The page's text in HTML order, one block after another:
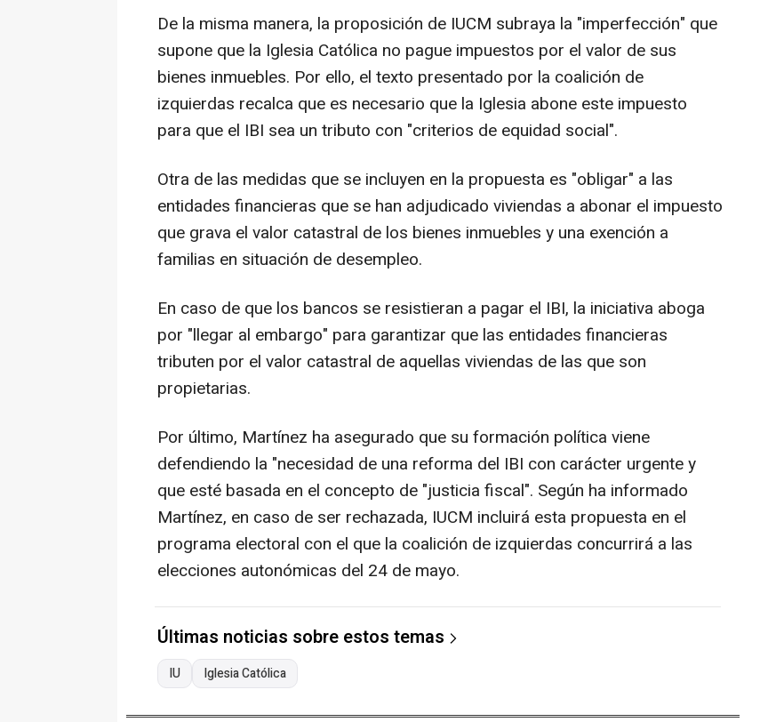
De la misma manera, la proposición de IUCM subraya la "imperfección" que
supone que la Iglesia Católica no pague impuestos por el valor de sus
bienes inmuebles. Por ello, el texto presentado por la coalición de
izquierdas recalca que es necesario que la Iglesia abone este impuesto
para que el IBI sea un tributo con "criterios de equidad social".
Otra de las medidas que se incluyen en la propuesta es "obligar" a las
entidades financieras que se han adjudicado viviendas a abonar el impuesto
que grava el valor catastral de los bienes inmuebles y una exención a
familias en situación de desempleo.
En caso de que los bancos se resistieran a pagar el IBI, la iniciativa aboga
por "llegar al embargo" para garantizar que las entidades financieras
tributen por el valor catastral de aquellas viviendas de las que son
propietarias.
Por último, Martínez ha asegurado que su formación política viene
defendiendo la "necesidad de una reforma del IBI con carácter urgente y
que esté basada en el concepto de "justicia fiscal". Según ha informado
Martínez, en caso de ser rechazada, IUCM incluirá esta propuesta en el
programa electoral con el que la coalición de izquierdas concurrirá a las
elecciones autonómicas del 24 de mayo.
Últimas noticias sobre estos temas
IU Iglesia Católica